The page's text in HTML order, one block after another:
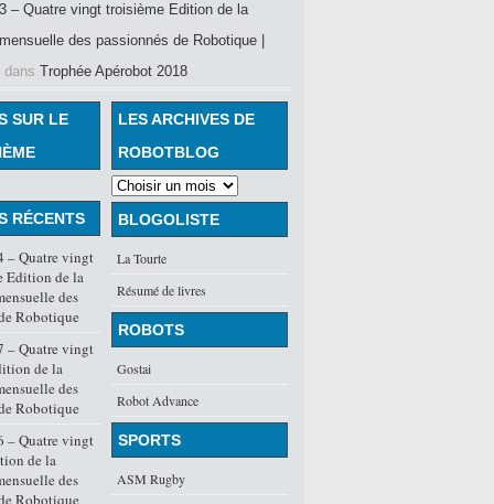
– Quatre vingt troisième Edition de la
des passionnés de Robotique |
dans Trophée Apérobot 2018
LES ARCHIVES DE
ROBOTBLOG
BLOGOLISTE
La Tourte
Résumé de livres
ROBOTS
Gostai
Robot Advance
SPORTS
ASM Rugby
SUR LE
RÉCENTS
– Quatre vingt
Edition de la
des
Robotique
– Quatre vingt
de la
des
Robotique
– Quatre vingt
de la
des
Robotique